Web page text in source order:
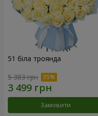
51 біла троянда
5 383 грн
Замовити